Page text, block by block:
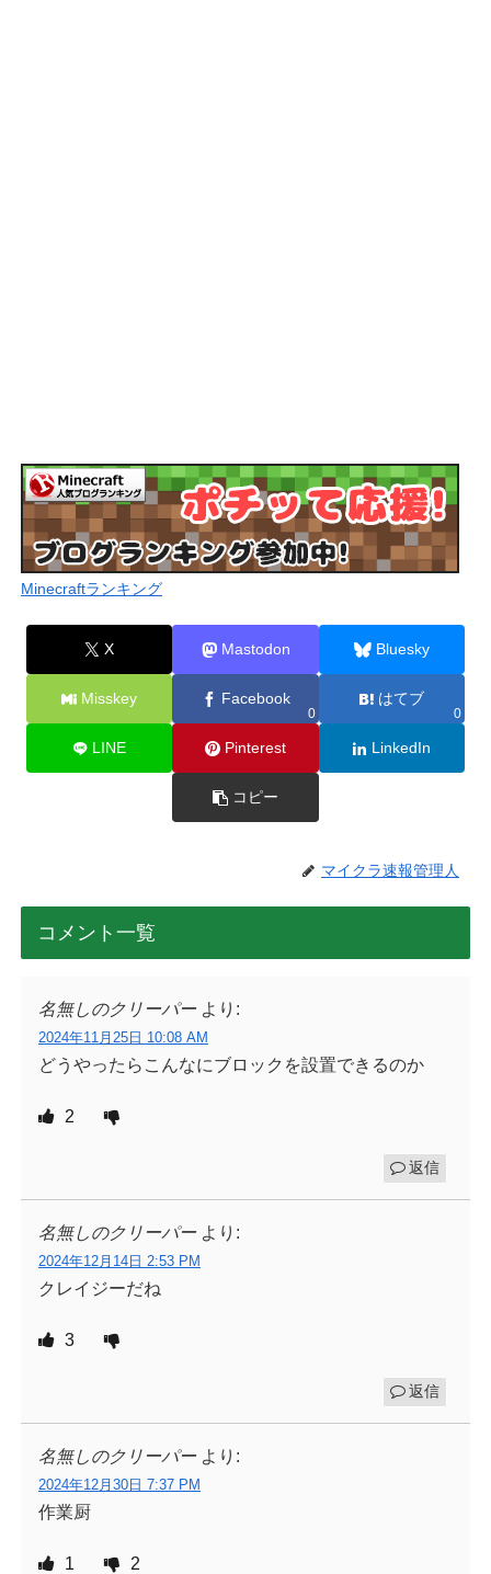
Minecraftランキング
X Mastodon Bluesky
Misskey Facebook
0
はてブ
0
LINE Pinterest LinkedIn
コピー
マイクラ速報管理人
コメント一覧
名無しのクリーパー より:
2024年11月25日 10:08 AM
どうやったらこんなにブロックを設置できるのか
2
返信
名無しのクリーパー より:
2024年12月14日 2:53 PM
クレイジーだね
3
返信
名無しのクリーパー より:
2024年12月30日 7:37 PM
作業厨
1 2